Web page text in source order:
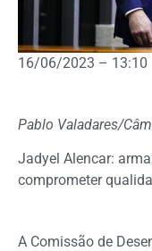
16/06/2023 – 13:10
Pablo Valadares/
Jadyel Alencar:
comprometer
A Comissão de